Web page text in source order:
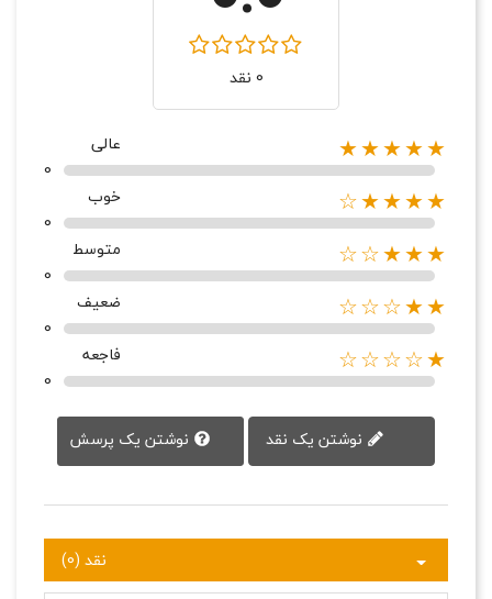
0 نقد
★★★★★
عالی
0
★★★★☆
خوب
0
★★★☆☆
متوسط
0
★★☆☆☆
ضعیف
0
★☆☆☆☆
فاجعه
0
نوشتن یک پرسش
نقد (0)